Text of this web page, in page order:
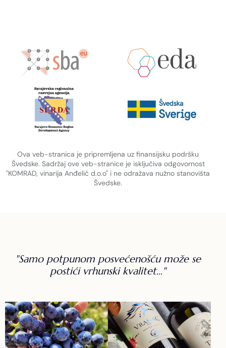
Ova veb-stranica je pripremljena uz finansijsku podršku
Švedske. Sadržaj ove veb-stranice je isključiva odgovornost
"KOMRAD, vinarija Anđelić d.o.o" i ne odražava nužno stanovišta
Švedske.
"Samo potpunom posvećenošću može se
postići vrhunski kvalitet..."